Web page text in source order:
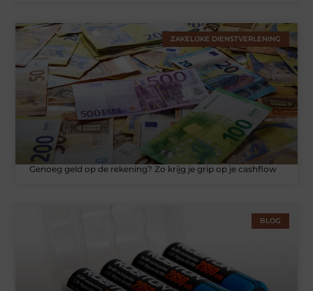
ZAKELIJKE DIENSTVERLENING
Genoeg geld op de rekening? Zo krijg je grip op je cashflow
BLOG